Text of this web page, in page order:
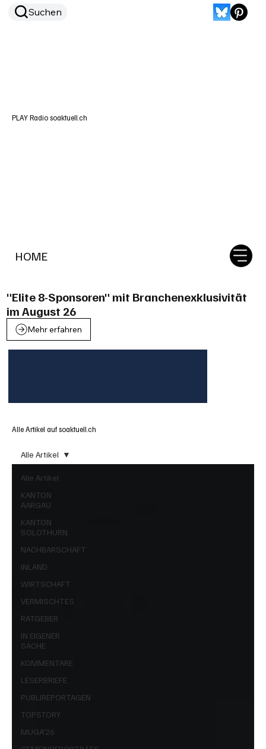
HOME
Suchen
PLAY Radio soaktuell.ch
"Elite 8-Sponsoren" mit Branchenexklusivität
im August 26
Mehr erfahren
Alle Artikel auf soaktuell.ch
Alle Artikel
KANTON
AARGAU
KANTON
SOLOTHURN
NACHBARSCHAFT
INLAND
WIRTSCHAFT
VERMISCHTES
RATGEBER
IN EIGENER
SACHE
KOMMENTARE
LESERBRIEFE
PUBLIREPORTAGEN
TOPSTORY
MUGA'26
Alle Artikel